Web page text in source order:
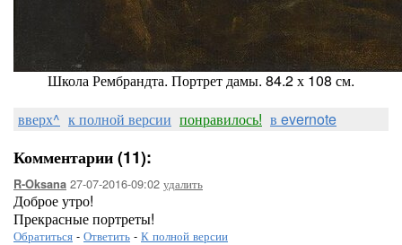
Школа Рембрандта. Портрет дамы. 84.2 х 108 см.
вверх^ к полной версии понравилось! в evernote
Комментарии (11):
R-Oksana 27-07-2016-09:02 удалить
Доброе утро!
Прекрасные портреты!
Обратиться - Ответить - К полной версии